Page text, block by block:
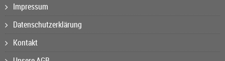
Impressum
Datenschutzerklärung
Kontakt